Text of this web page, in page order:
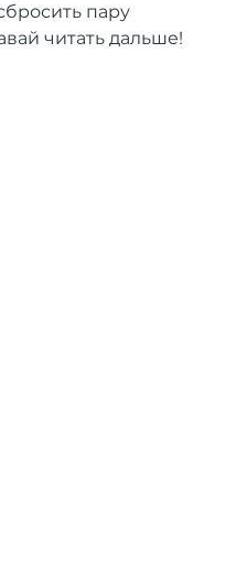
пару
читать дальше!